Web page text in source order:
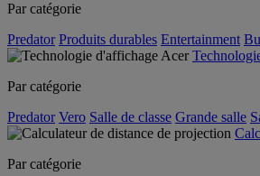
Par catégorie
Predator Produits durables Entertainment
Par catégorie
Predator Vero Salle de classe Grande salle
Par catégorie